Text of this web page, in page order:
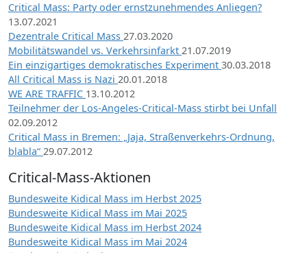
Critical Mass: Party oder ernstzunehmendes Anliegen?
13.07.2021
Dezentrale Critical Mass 27.03.2020
Mobilitätswandel vs. Verkehrsinfarkt 21.07.2019
Ein einzigartiges demokratisches Experiment 30.03.2018
All Critical Mass is Nazi 20.01.2018
WE ARE TRAFFIC 13.10.2012
Teilnehmer der Los-Angeles-Critical-Mass stirbt bei Unfall
02.09.2012
Critical Mass in Bremen: „Jaja, Straßenverkehrs-Ordnung,
blabla“ 29.07.2012
Critical-Mass-Aktionen
Bundesweite Kidical Mass im Herbst 2025
Bundesweite Kidical Mass im Mai 2025
Bundesweite Kidical Mass im Herbst 2024
Bundesweite Kidical Mass im Mai 2024